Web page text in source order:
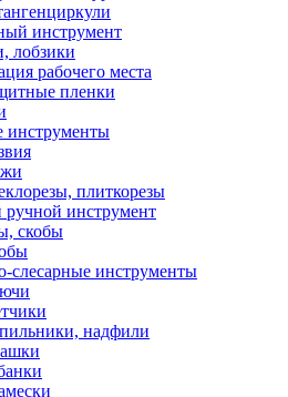
инструмент
лобзики
рабочего места
пленки
инструменты
плиткорезы
инструмент
скобы
слесарные инструменты
надфили